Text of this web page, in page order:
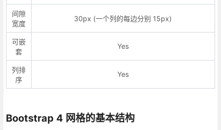
间隙
宽度
30px (一个列的每边分别 15px)
可嵌
套
Yes
列排
序
Yes
Bootstrap 4 网格的基本结构